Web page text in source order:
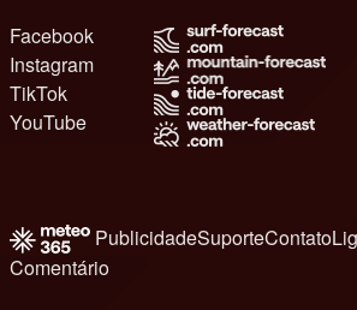
Facebook
Instagram
TikTok
YouTube
PublicidadeSuporteContato
Comentário